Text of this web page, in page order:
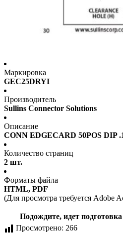
Маркировка
GEC25DRYI
Производитель
Sullins Connector Solutions
Описание
CONN EDGECARD 50POS DIP
Количество страниц
2 шт.
Форматы файла
HTML, PDF
(Для просмотра требуется Adobe
Подождите, идет
Просмотрено: 266